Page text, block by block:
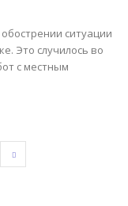
ситуации
Это случилось во
с местным